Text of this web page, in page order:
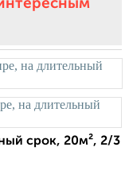
срок, 20м², 2/3